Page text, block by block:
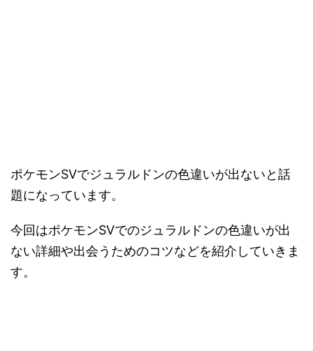
ポケモンSVでジュラルドンの色違いが出ないと話
題になっています。
今回はポケモンSVでのジュラルドンの色違いが出
ない詳細や出会うためのコツなどを紹介していきま
す。